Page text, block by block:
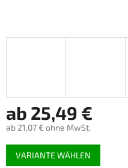
ab 25,49 €
ab 21,07 € ohne MwSt.
Verkaufspreis:
VARIANTE WÄHLEN